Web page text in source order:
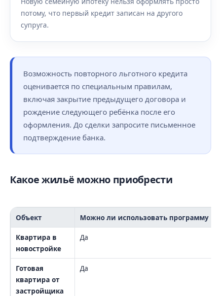
потому, что первый кредит записан на другого
супруга.
Возможность повторного льготного кредита
оценивается по специальным правилам,
включая закрытие предыдущего договора и
рождение следующего ребёнка после его
оформления. До сделки запросите письменное
подтверждение банка.
Какое жильё можно приобрести
Объект Можно ли использовать программу
Квартира в
новостройке
Да
Готовая
квартира от
застройщика
Да